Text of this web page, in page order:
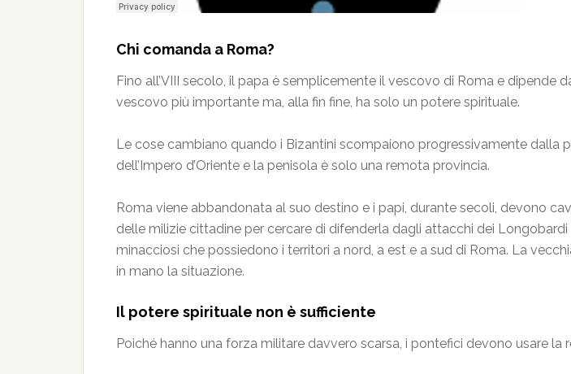
Chi comanda a Roma?
Fino all’VIII secolo, il papa è semplicemente il vescovo di Roma e dipende
vescovo più importante ma, alla fin fine, ha solo un potere spirituale.
Le cose cambiano quando i Bizantini scompaiono progressivamente dalla
dell’Impero d’Oriente e la penisola è solo una remota provincia.
Roma viene abbandonata al suo destino e i papi, durante secoli, devono
delle milizie cittadine per cercare di difenderla dagli attacchi dei
minacciosi che possiedono i territori a nord, a est e a sud di Roma. La
in mano la situazione.
Il potere spirituale non è sufficiente
Poiché hanno una forza militare davvero scarsa, i pontefici devono usare